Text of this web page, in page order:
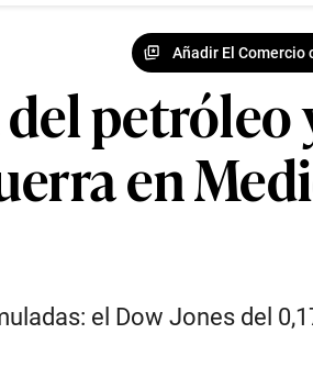
Añadir El Comercio
petróleo
en
el Dow Jones del